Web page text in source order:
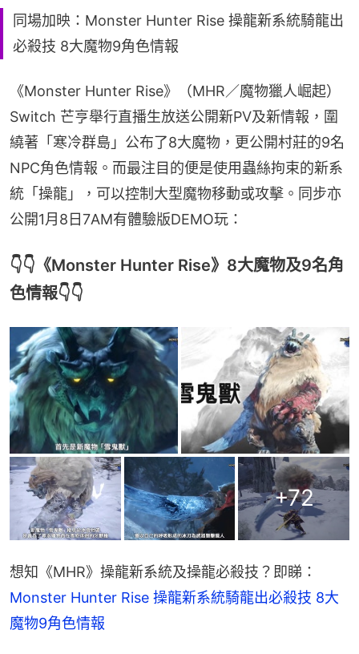
同場加映：Monster Hunter Rise 操龍新系統騎龍出
必殺技 8大魔物9角色情報
《Monster Hunter Rise》（MHR／魔物獵人崛起）
Switch 芒亨舉行直播生放送公開新PV及新情報，圍
繞著「寒冷群島」公布了8大魔物，更公開村莊的9名
NPC角色情報。而最注目的便是使用蟲絲拘束的新系
統「操龍」，可以控制大型魔物移動或攻擊。同步亦
公開1月8日7AM有體驗版DEMO玩：
👇👇《Monster Hunter Rise》8大魔物及9名角
色情報👇👇
+72
想知《MHR》操龍新系統及操龍必殺技？即睇：
Monster Hunter Rise 操龍新系統騎龍出必殺技 8大
魔物9角色情報